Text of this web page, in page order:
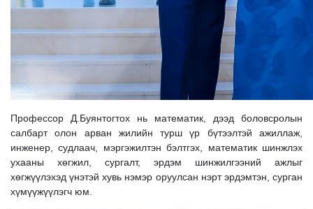
Профессор Д.Буянтогтох нь математик, дээд боловсролын
салбарт олон арван жилийн турш үр бүтээлтэй ажиллаж,
инженер, судлаач, мэргэжилтэн бэлтгэх, математик шинжлэх
ухааны хөгжил, сургалт, эрдэм шинжилгээний ажлыг
хөгжүүлэхэд үнэтэй хувь нэмэр оруулсан нэрт эрдэмтэн, сурган
хүмүүжүүлэгч юм.